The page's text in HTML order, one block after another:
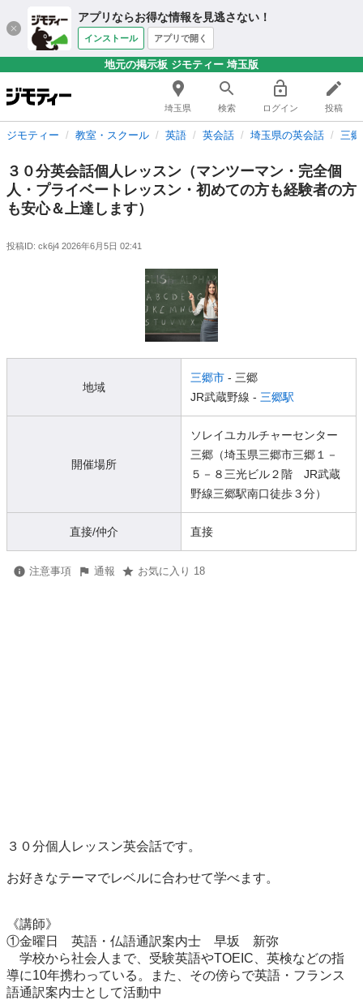
アプリならお得な情報を見逃さない！
インストール アプリで開く
地元の掲示板 ジモティー 埼玉版
埼玉県 検索 ログイン 投稿
ジモティー 教室・スクール 英語 英会話 埼玉県の英会話 三
３０分英会話個人レッスン（マンツーマン・完全個
人・プライベートレッスン・初めての方も経験者の方
も安心＆上達します）
投稿ID: ck6j4 2026年6月5日 02:41
地域
三郷市 - 三郷
JR武蔵野線 - 三郷駅
開催場所
ソレイユカルチャーセンター
三郷（埼玉県三郷市三郷１－
５－８三光ビル２階 JR武蔵
野線三郷駅南口徒歩３分）
直接/仲介 直接
注意事項 通報 お気に入り 18
３０分個人レッスン英会話です。
お好きなテーマでレベルに合わせて学べます。
《講師》
①金曜日　英語・仏語通訳案内士　早坂　新弥
学校から社会人まで、受験英語やTOEIC、英検などの指
導に10年携わっている。また、その傍らで英語・フランス
語通訳案内士として活動中